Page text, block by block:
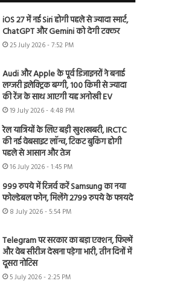
iOS 27 में नई Siri होगी पहले से ज्यादा स्मार्ट,
ChatGPT और Gemini को देगी टक्कर
25 July 2026 - 7:52 PM
Audi और Apple के पूर्व डिजाइनरों ने बनाई
लग्जरी इलेक्ट्रिक बग्गी, 100 किमी से ज्यादा
की रेंज के साथ आएगी यह अनोखी EV
19 July 2026 - 4:48 PM
रेल यात्रियों के लिए बड़ी खुशखबरी, IRCTC
की नई वेबसाइट लॉन्च, टिकट बुकिंग होगी
पहले से आसान और तेज
16 July 2026 - 1:45 PM
999 रुपये में रिजर्व करें Samsung का नया
फोल्डेबल फोन, मिलेंगे 2799 रुपये के फायदे
8 July 2026 - 5:54 PM
Telegram पर सरकार का बड़ा एक्शन, फिल्में
और वेब सीरीज देखना पड़ेगा भारी, तीन दिनों में
दूसरा नोटिस
5 July 2026 - 2:25 PM